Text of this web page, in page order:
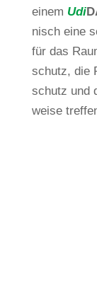
einem Udi
nisch eine
für das
schutz, die
schutz und
weise